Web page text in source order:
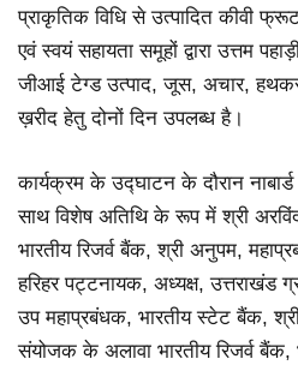
प्राकृतिक विधि से उत्पादित कीवी
एवं स्वयं सहायता समूहों द्वारा उत्तम
जीआई टेग्ड उत्पाद, जूस, अचार,
ख़रीद हेतु दोनों दिन उपलब्ध है।
कार्यक्रम के उद्घाटन के दौरान
साथ विशेष अतिथि के रूप में श्री
भारतीय रिजर्व बैंक, श्री अनुपम,
हरिहर पट्टनायक, अध्यक्ष, उत्तराखंड
उप महाप्रबंधक, भारतीय स्टेट बैंक,
संयोजक के अलावा भारतीय रिजर्व